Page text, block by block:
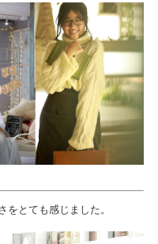
をとても感じました。